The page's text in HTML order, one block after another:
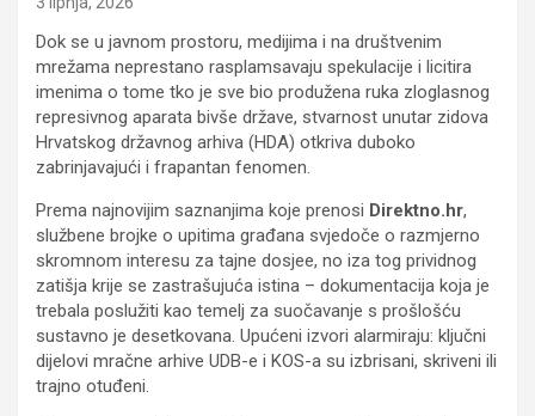
Dok se u javnom prostoru, medijima i na društvenim
mrežama neprestano rasplamsavaju spekulacije i licitira
imenima o tome tko je sve bio produžena ruka zloglasnog
represivnog aparata bivše države, stvarnost unutar zidova
Hrvatskog državnog arhiva (HDA) otkriva duboko
zabrinjavajući i frapantan fenomen.
Prema najnovijim saznanjima koje prenosi Direktno.hr,
službene brojke o upitima građana svjedoče o razmjerno
skromnom interesu za tajne dosjee, no iza tog prividnog
zatišja krije se zastrašujuća istina – dokumentacija koja je
trebala poslužiti kao temelj za suočavanje s prošlošću
sustavno je desetkovana. Upućeni izvori alarmiraju: ključni
dijelovi mračne arhive UDB-e i KOS-a su izbrisani, skriveni ili
trajno otuđeni.